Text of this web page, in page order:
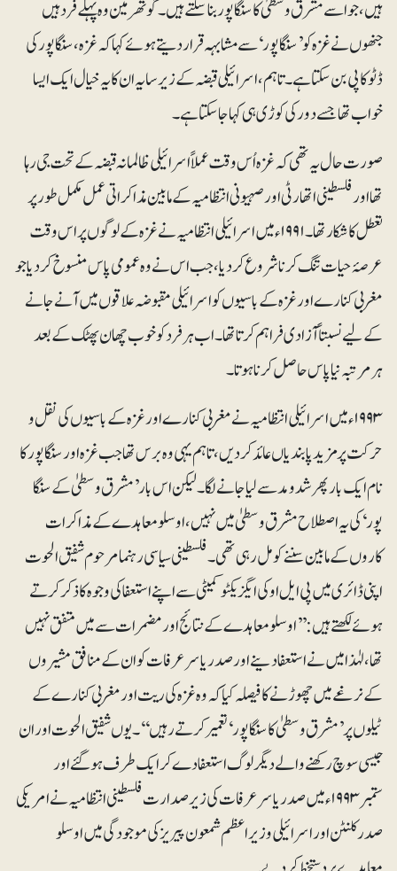
ہیں، جو اسے مشرق وسطیٰ کا سنگاپور بناسکتے ہیں۔ گوتھرمین وہ پہلے فردہیں
جنھوں نے غزہ کو ’سنگاپور‘سے مشابہہ قرار دیتے ہوئے کہا کہ غزہ، سنگاپور کی
ڈٹو کاپی بن سکتا ہے۔ تاہم، اسرائیلی قبضہ کے زیر سایہ ان کا یہ خیال ایک ایسا
خواب تھا جسے دور کی کوڑی ہی کہا جاسکتا ہے۔
صورت حال یہ تھی کہ غزہ اُس وقت عملاً اسرائیلی ظالمانہ قبضہ کے تحت جی رہا
تھا اور فلسطینی اتھارٹی اور صہیونی انتظامیہ کے مابین مذاکراتی عمل مکمل طور پر
تعطل کا شکار تھا۔ ۱۹۹۱ء میں اسرائیلی انتظامیہ نے غزہ کے لوگوں پر اس وقت
عرصۂ حیات تنگ کرنا شروع کر دیا، جب اس نے وہ عمومی پاس منسوخ کر دیا جو
مغربی کنارے اور غزہ کے باسیوں کو اسرائیلی مقبوضہ علاقوں میں آنے جانے
کے لیے نسبتاً آزادی فراہم کرتا تھا۔ اب ہر فرد کو خوب چھان پھٹک کے بعد
ہرمرتبہ نیا پاس حاصل کرنا ہوتا۔
۱۹۹۳ء میں اسرائیلی انتظامیہ نے مغربی کنارے اور غزہ کے باسیوں کی نقل و
حرکت پر مزید پابندیاں عائد کردیں، تاہم یہی وہ برس تھا جب غزہ اور سنگاپور کا
نام ایک بار پھر شد و مد سے لیا جانے لگا۔ لیکن اس بار ’مشرق وسطیٰ کے سنگا
پور‘ کی یہ اصطلاح مشرق وسطیٰ میں نہیں، اوسلو معاہدے کے مذاکرات
کاروں کے مابین سننے کو مل رہی تھی۔ فلسطینی سیاسی رہنما مرحوم شفیق الحوت
اپنی ڈائری میں پی ایل او کی ایگزیکٹو کمیٹی سے اپنے استعفا کی وجوہ کا ذکر کرتے
ہوئے لکھتے ہیں: ’’اوسلومعاہدے کے نتائج اور مضمرات سے میں متفق نہیں
تھا، لہٰذا میں نے استعفا دینے اور صدر یاسر عرفات کو ان کے منافق مشیروں
کے نرغے میں چھوڑنے کا فیصلہ کیا کہ وہ غزہ کی ریت اور مغربی کنارے کے
ٹیلوں پر ’مشرق وسطیٰ کا سنگاپور‘ تعمیر کرتے رہیں‘‘۔ یوں شفیق الحوت اور ان
جیسی سوچ رکھنے والے دیگر لوگ استعفا دے کر ایک طرف ہوگئے اور
ستمبر ۱۹۹۳ء میں صدر یاسر عرفات کی زیر صدارت فلسطینی انتظامیہ نے امریکی
صدر کلنٹن اور اسرائیلی وزیراعظم شمعون پیریز کی موجودگی میں اوسلو